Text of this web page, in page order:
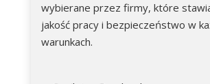
wybierane przez firmy, które
jakość pracy i bezpieczeństwo w
warunkach.